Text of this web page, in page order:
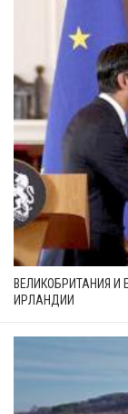
ВЕЛИКОБРИТАНИЯ И
ИРЛАНДИИ